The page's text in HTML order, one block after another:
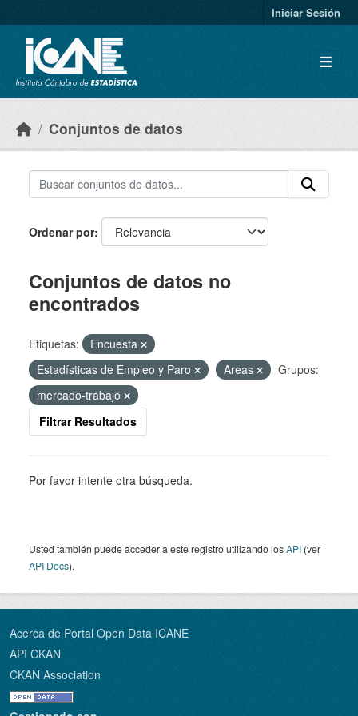
Iniciar Sesión
Conjuntos de datos
Ordenar por
Conjuntos de datos no
encontrados
Etiquetas:
Encuesta
Estadísticas de Empleo y Paro
Areas
Grupos:
mercado-trabajo
Filtrar Resultados
Por favor intente otra búsqueda.
Usted también puede acceder a este registro utilizando losAPI (ver
API Docs).
Acerca de Portal Open Data ICANE
API CKAN
CKAN Association